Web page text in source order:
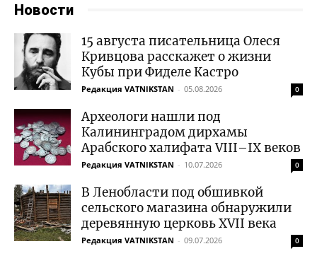
Новости
15 августа писательница Олеся
Кривцова расскажет о жизни
Кубы при Фиделе Кастро
Редакция VATNIKSTAN - 05.08.2026 0
Археологи нашли под
Калининградом дирхамы
Арабского халифата VIII–IX веков
Редакция VATNIKSTAN - 10.07.2026 0
В Ленобласти под обшивкой
сельского магазина обнаружили
деревянную церковь XVII века
Редакция VATNIKSTAN - 09.07.2026 0